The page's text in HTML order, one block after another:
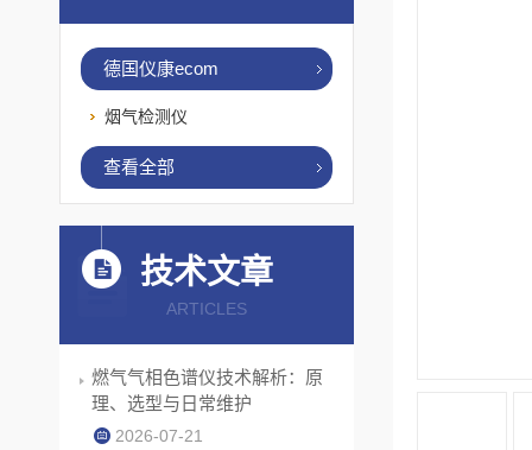
德国仪康ecom
烟气检测仪
查看全部
技术文章
ARTICLES
燃气气相色谱仪技术解析：原
理、选型与日常维护
2026-07-21